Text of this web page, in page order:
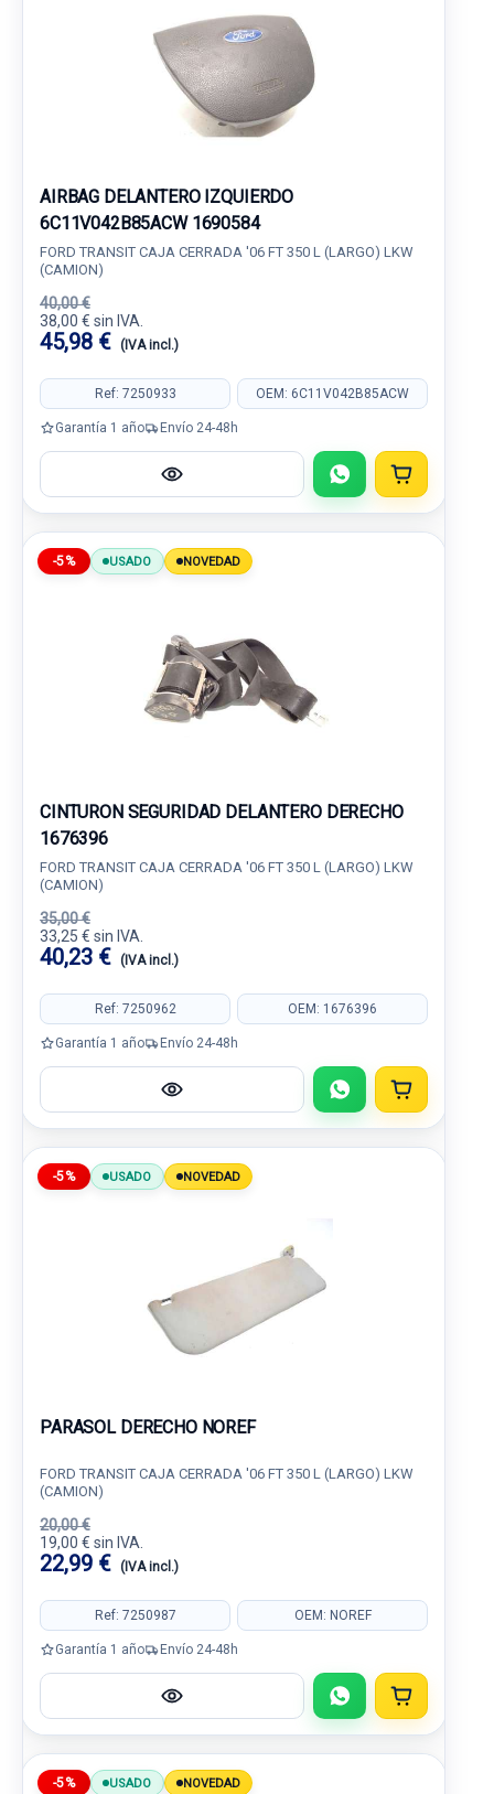
AIRBAG DELANTERO IZQUIERDO
6C11V042B85ACW 1690584
FORD TRANSIT CAJA CERRADA '06 FT 350 L (LARGO) LKW
(CAMION)
40,00 €
38,00 € sin IVA.
45,98 € (IVA incl.)
Ref: 7250933 OEM: 6C11V042B85ACW
Garantía 1 año Envío 24-48h
-5% USADO NOVEDAD
CINTURON SEGURIDAD DELANTERO DERECHO
1676396
FORD TRANSIT CAJA CERRADA '06 FT 350 L (LARGO) LKW
(CAMION)
35,00 €
33,25 € sin IVA.
40,23 € (IVA incl.)
Ref: 7250962 OEM: 1676396
Garantía 1 año Envío 24-48h
-5% USADO NOVEDAD
PARASOL DERECHO NOREF
FORD TRANSIT CAJA CERRADA '06 FT 350 L (LARGO) LKW
(CAMION)
20,00 €
19,00 € sin IVA.
22,99 € (IVA incl.)
Ref: 7250987 OEM: NOREF
Garantía 1 año Envío 24-48h
-5% USADO NOVEDAD